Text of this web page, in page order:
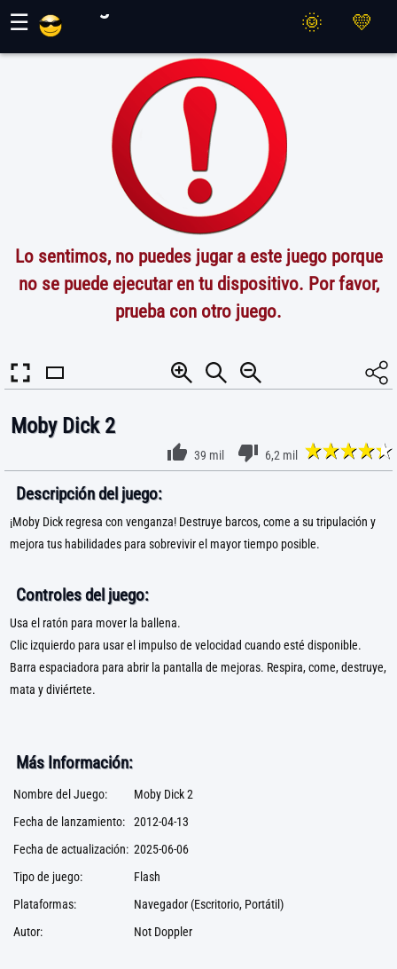
☰
Lo sentimos, no puedes jugar a este juego porque
no se puede ejecutar en tu dispositivo. Por favor,
prueba con otro juego.
Moby Dick 2
39 mil 6,2 mil
Descripción del juego:
¡Moby Dick regresa con venganza! Destruye barcos, come a su tripulación y
mejora tus habilidades para sobrevivir el mayor tiempo posible.
Controles del juego:
Usa el ratón para mover la ballena.
Clic izquierdo para usar el impulso de velocidad cuando esté disponible.
Barra espaciadora para abrir la pantalla de mejoras. Respira, come, destruye,
mata y diviértete.
Más Información:
Nombre del Juego:
Moby Dick 2
Fecha de lanzamiento: 2012-04-13
Fecha de actualización: 2025-06-06
Tipo de juego:
Flash
Plataformas:
Navegador (Escritorio, Portátil)
Autor:
Not Doppler